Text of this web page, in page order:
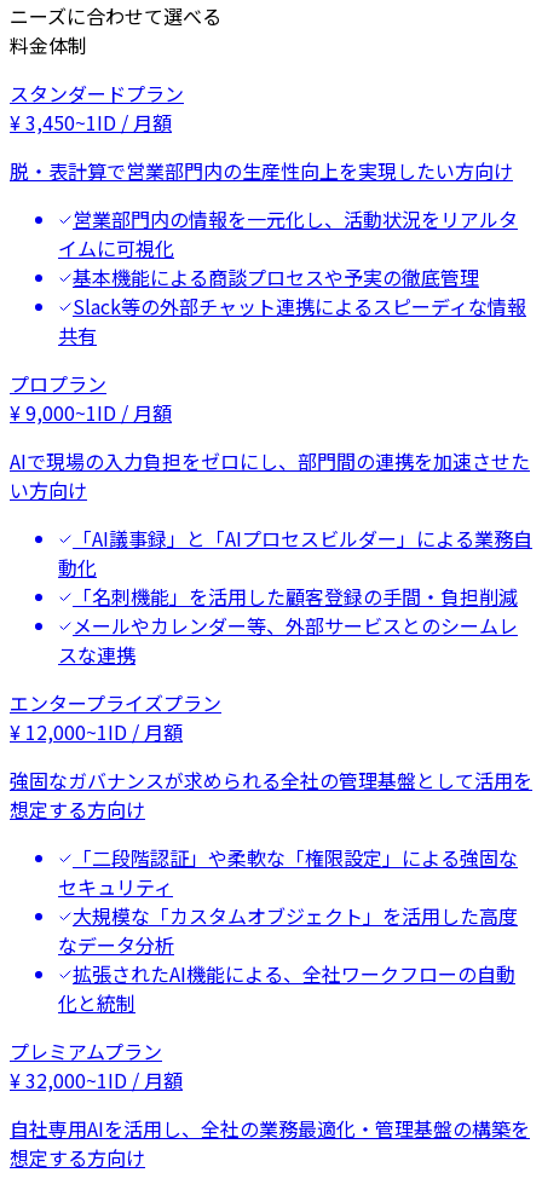
ニーズに合わせて選べる
料金体制
スタンダードプラン
¥3,450~1ID / 月額
脱・表計算で営業部門内の生産性向上を実現したい方向け
営業部門内の情報を一元化し、活動状況をリアルタ
イムに可視化
基本機能による商談プロセスや予実の徹底管理
Slack等の外部チャット連携によるスピーディな情報
共有
プロプラン
¥9,000~1ID / 月額
AIで現場の入力負担をゼロにし、部門間の連携を加速させた
い方向け
「AI議事録」と「AIプロセスビルダー」による業務自
動化
「名刺機能」を活用した顧客登録の手間・負担削減
メールやカレンダー等、外部サービスとのシームレ
スな連携
エンタープライズプラン
¥ 12,000~1ID / 月額
強固なガバナンスが求められる全社の管理基盤として活用を
想定する方向け
「二段階認証」や柔軟な「権限設定」による強固な
セキュリティ
大規模な「カスタムオブジェクト」を活用した高度
なデータ分析
拡張されたAI機能による、全社ワークフローの自動
化と統制
プレミアムプラン
¥32,000~1ID / 月額
自社専用AIを活用し、全社の業務最適化・管理基盤の構築を
想定する方向け